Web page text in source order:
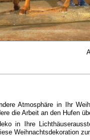
Atmosphäre in Ihr
die Arbeit an den Hufen
in Ihre
Weihnachtsdekoration